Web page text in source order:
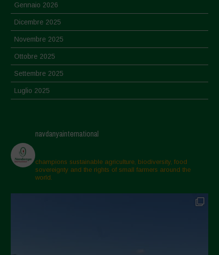
Gennaio 2026
Dicembre 2025
Novembre 2025
Ottobre 2025
Settembre 2025
Luglio 2025
Aprile 2025
Marzo 2025
Febbraio 2025
Gennaio 2025
navdanyainternational
champions sustainable agriculture, biodiversity, food
sovereignty and the rights of small farmers around the
world.